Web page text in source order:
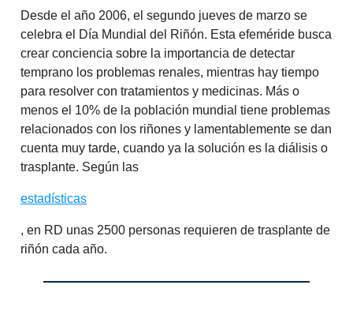
Desde el año 2006, el segundo jueves de marzo se
celebra el Día Mundial del Riñón. Esta efeméride busca
crear conciencia sobre la importancia de detectar
temprano los problemas renales, mientras hay tiempo
para resolver con tratamientos y medicinas. Más o
menos el 10% de la población mundial tiene problemas
relacionados con los riñones y lamentablemente se dan
cuenta muy tarde, cuando ya la solución es la diálisis o
trasplante. Según las
estadísticas
, en RD unas 2500 personas requieren de trasplante de
riñón cada año.